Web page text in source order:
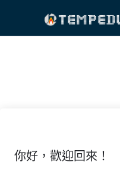
你好，歡迎回來！